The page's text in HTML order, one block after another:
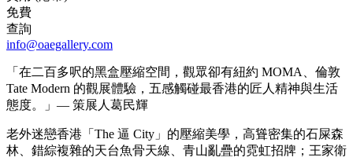
免費
查詢
info@oaegallery.com
「在二百多呎的黑盒壓縮空間，觀眾卻有紐約 MOMA、倫敦
Tate Modern 的觀展體驗，五感觸碰最香港的匠人精神與生活
態度。」— 策展人葛⺠輝
老外迷戀香港「The 逼 City」的壓縮美學，高聳密集的石屎森
林、錯綜複雜的天台魚骨天線、⻘山亂疊的霓虹招牌；王家衛